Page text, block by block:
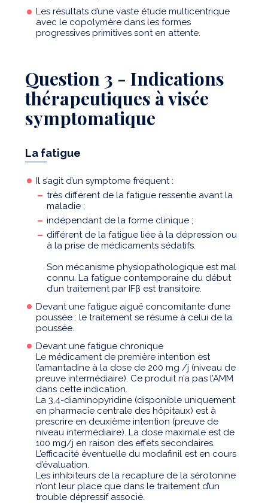
Les résultats d’une vaste étude multicentrique
avec le copolymère dans les formes
progressives primitives sont en attente.
Question 3 - Indications
thérapeutiques à visée
symptomatique
La fatigue
Il s’agit d’un symptome fréquent :
très différent de la fatigue ressentie avant la
maladie ;
indépendant de la forme clinique ;
différent de la fatigue liée à la dépression ou
à la prise de médicaments sédatifs.
Son mécanisme physiopathologique est mal
connu. La fatigue contemporaine du début
d’un traitement par IFβ est transitoire.
Devant une fatigue aiguë concomitante d’une
poussée : le traitement se résume à celui de la
poussée.
Devant une fatigue chronique
Le médicament de première intention est
l’amantadine à la dose de 200 mg /j (niveau de
preuve intermédiaire). Ce produit n’a pas l’AMM
dans cette indication.
La 3,4-diaminopyridine (disponible uniquement
en pharmacie centrale des hôpitaux) est à
prescrire en deuxième intention (preuve de
niveau intermédiaire). La dose maximale est de
100 mg/j en raison des effets secondaires.
L’efficacité éventuelle du modafinil est en cours
d’évaluation.
Les inhibiteurs de la recapture de la sérotonine
n’ont leur place que dans le traitement d’un
trouble dépressif associé.